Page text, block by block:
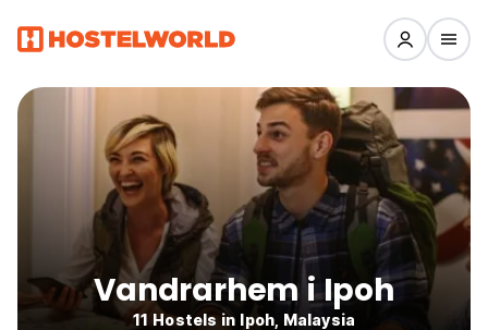
Vandrarhem i Ipoh
11 Hostels in Ipoh, Malaysia